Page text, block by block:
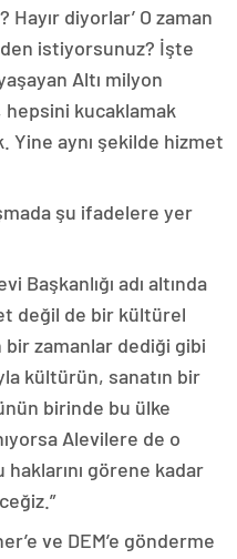
Hayır diyorlar’ O zaman
istiyorsunuz? İşte
Altı milyon
hepsini kucaklamak
aynı şekilde hizmet
şu ifadelere yer
Başkanlığı adı altında
değil de bir kültürel
zamanlar dediği gibi
kültürün, sanatın bir
birinde bu ülke
Alevilere de o
haklarını görene kadar
ve DEM’e gönderme